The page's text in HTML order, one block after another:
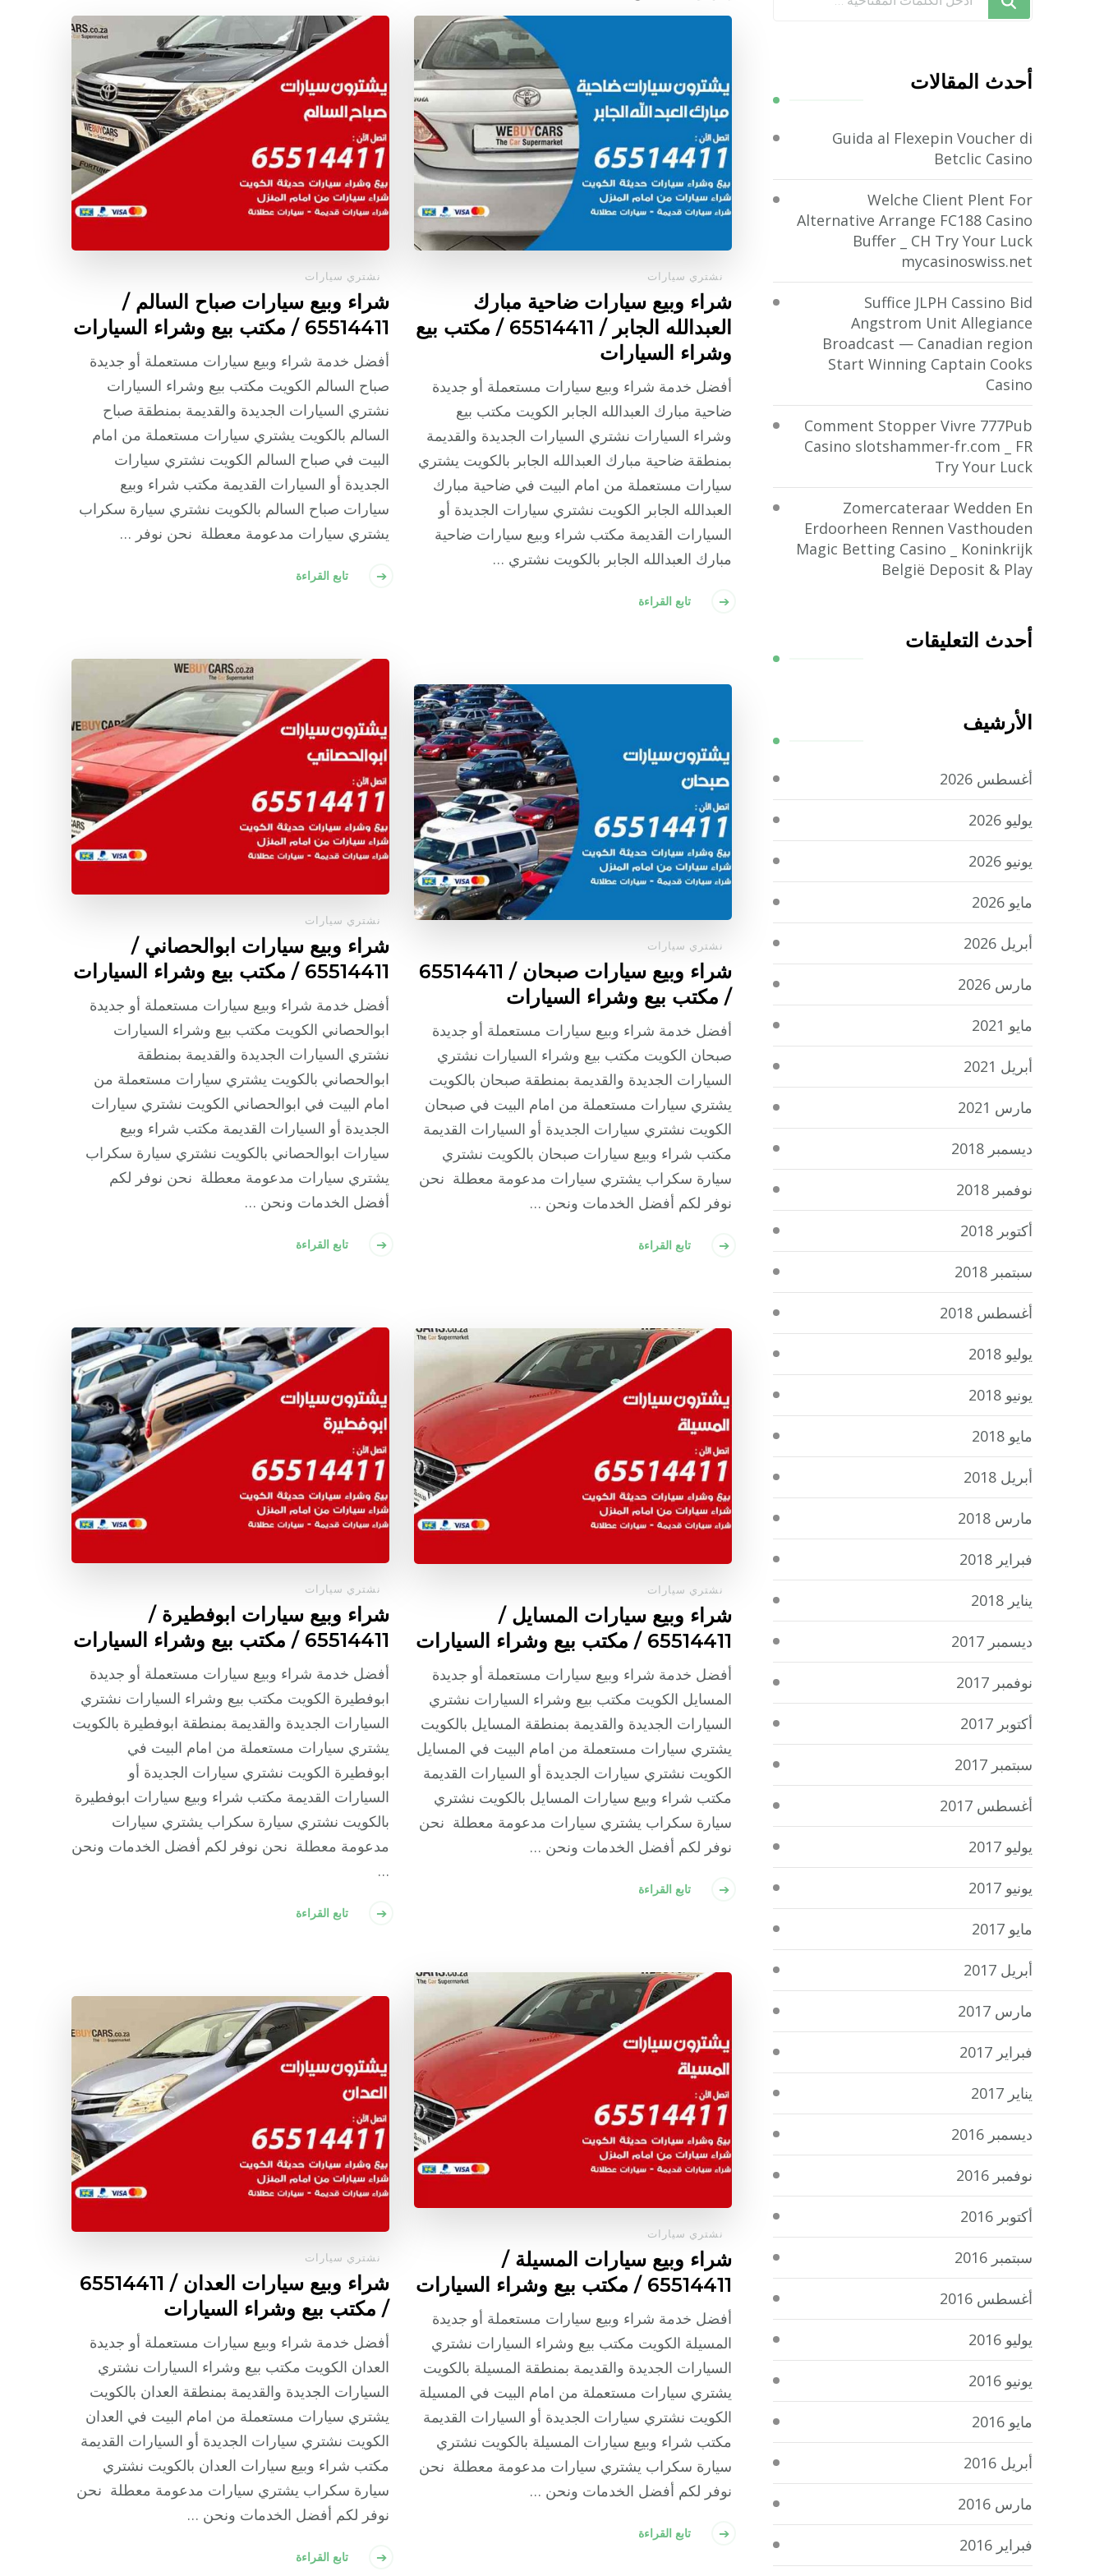
نشتري سيارات
شراء وبيع سيارات ضاحية مبارك
العبدالله الجابر / 65514411 / مكتب بيع
وشراء السيارات
أفضل خدمة شراء وبيع سيارات مستعملة أو جديدة
ضاحية مبارك العبدالله الجابر الكويت مكتب بيع
وشراء السيارات نشتري السيارات الجديدة والقديمة
بمنطقة ضاحية مبارك العبدالله الجابر بالكويت يشتري
سيارات مستعملة من امام البيت في ضاحية مبارك
العبدالله الجابر الكويت نشتري سيارات الجديدة أو
السيارات القديمة مكتب شراء وبيع سيارات ضاحية
مبارك العبدالله الجابر بالكويت نشتري …
تابع القراءة
نشتري سيارات
شراء وبيع سيارات صباح السالم /
65514411 / مكتب بيع وشراء السيارات
أفضل خدمة شراء وبيع سيارات مستعملة أو جديدة
صباح السالم الكويت مكتب بيع وشراء السيارات
نشتري السيارات الجديدة والقديمة بمنطقة صباح
السالم بالكويت يشتري سيارات مستعملة من امام
البيت في صباح السالم الكويت نشتري سيارات
الجديدة أو السيارات القديمة مكتب شراء وبيع
سيارات صباح السالم بالكويت نشتري سيارة سكراب
يشتري سيارات مدعومة معطلة نحن نوفر …
تابع القراءة
نشتري سيارات
شراء وبيع سيارات ابوالحصاني /
65514411 / مكتب بيع وشراء السيارات
أفضل خدمة شراء وبيع سيارات مستعملة أو جديدة
ابوالحصاني الكويت مكتب بيع وشراء السيارات
نشتري السيارات الجديدة والقديمة بمنطقة
ابوالحصاني بالكويت يشتري سيارات مستعملة من
امام البيت في ابوالحصاني الكويت نشتري سيارات
الجديدة أو السيارات القديمة مكتب شراء وبيع
سيارات ابوالحصاني بالكويت نشتري سيارة سكراب
يشتري سيارات مدعومة معطلة نحن نوفر لكم
أفضل الخدمات ونحن …
تابع القراءة
نشتري سيارات
شراء وبيع سيارات صبحان / 65514411
/ مكتب بيع وشراء السيارات
أفضل خدمة شراء وبيع سيارات مستعملة أو جديدة
صبحان الكويت مكتب بيع وشراء السيارات نشتري
السيارات الجديدة والقديمة بمنطقة صبحان بالكويت
يشتري سيارات مستعملة من امام البيت في صبحان
الكويت نشتري سيارات الجديدة أو السيارات القديمة
مكتب شراء وبيع سيارات صبحان بالكويت نشتري
سيارة سكراب يشتري سيارات مدعومة معطلة نحن
نوفر لكم أفضل الخدمات ونحن …
تابع القراءة
نشتري سيارات
شراء وبيع سيارات ابوفطيرة /
65514411 / مكتب بيع وشراء السيارات
أفضل خدمة شراء وبيع سيارات مستعملة أو جديدة
ابوفطيرة الكويت مكتب بيع وشراء السيارات نشتري
السيارات الجديدة والقديمة بمنطقة ابوفطيرة بالكويت
يشتري سيارات مستعملة من امام البيت في
ابوفطيرة الكويت نشتري سيارات الجديدة أو
السيارات القديمة مكتب شراء وبيع سيارات ابوفطيرة
بالكويت نشتري سيارة سكراب يشتري سيارات
مدعومة معطلة نحن نوفر لكم أفضل الخدمات ونحن
…
تابع القراءة
نشتري سيارات
شراء وبيع سيارات المسايل /
65514411 / مكتب بيع وشراء السيارات
أفضل خدمة شراء وبيع سيارات مستعملة أو جديدة
المسايل الكويت مكتب بيع وشراء السيارات نشتري
السيارات الجديدة والقديمة بمنطقة المسايل بالكويت
يشتري سيارات مستعملة من امام البيت في المسايل
الكويت نشتري سيارات الجديدة أو السيارات القديمة
مكتب شراء وبيع سيارات المسايل بالكويت نشتري
سيارة سكراب يشتري سيارات مدعومة معطلة نحن
نوفر لكم أفضل الخدمات ونحن …
تابع القراءة
نشتري سيارات
شراء وبيع سيارات المسيلة /
65514411 / مكتب بيع وشراء السيارات
أفضل خدمة شراء وبيع سيارات مستعملة أو جديدة
المسيلة الكويت مكتب بيع وشراء السيارات نشتري
السيارات الجديدة والقديمة بمنطقة المسيلة بالكويت
يشتري سيارات مستعملة من امام البيت في المسيلة
الكويت نشتري سيارات الجديدة أو السيارات القديمة
مكتب شراء وبيع سيارات المسيلة بالكويت نشتري
سيارة سكراب يشتري سيارات مدعومة معطلة نحن
نوفر لكم أفضل الخدمات ونحن …
تابع القراءة
نشتري سيارات
شراء وبيع سيارات العدان / 65514411
/ مكتب بيع وشراء السيارات
أفضل خدمة شراء وبيع سيارات مستعملة أو جديدة
العدان الكويت مكتب بيع وشراء السيارات نشتري
السيارات الجديدة والقديمة بمنطقة العدان بالكويت
يشتري سيارات مستعملة من امام البيت في العدان
الكويت نشتري سيارات الجديدة أو السيارات القديمة
مكتب شراء وبيع سيارات العدان بالكويت نشتري
سيارة سكراب يشتري سيارات مدعومة معطلة نحن
نوفر لكم أفضل الخدمات ونحن …
تابع القراءة
تبحث
شيء
ما؟
أحدث المقالات
Guida al Flexepin Voucher di
Betclic Casino
Welche Client Plent For
Alternative Arrange FC188 Casino
Buffer _ CH Try Your Luck
mycasinoswiss.net
Suffice JLPH Cassino Bid
Angstrom Unit Allegiance
Broadcast — Canadian region
Start Winning Captain Cooks
Casino
Comment Stopper Vivre 777Pub
Casino slotshammer-fr.com _ FR
Try Your Luck
Zomercateraar Wedden En
Erdoorheen Rennen Vasthouden
Magic Betting Casino _ Koninkrijk
België Deposit & Play
أحدث التعليقات
الأرشيف
أغسطس 2026
يوليو 2026
يونيو 2026
مايو 2026
أبريل 2026
مارس 2026
مايو 2021
أبريل 2021
مارس 2021
ديسمبر 2018
نوفمبر 2018
أكتوبر 2018
سبتمبر 2018
أغسطس 2018
يوليو 2018
يونيو 2018
مايو 2018
أبريل 2018
مارس 2018
فبراير 2018
يناير 2018
ديسمبر 2017
نوفمبر 2017
أكتوبر 2017
سبتمبر 2017
أغسطس 2017
يوليو 2017
يونيو 2017
مايو 2017
أبريل 2017
مارس 2017
فبراير 2017
يناير 2017
ديسمبر 2016
نوفمبر 2016
أكتوبر 2016
سبتمبر 2016
أغسطس 2016
يوليو 2016
يونيو 2016
مايو 2016
أبريل 2016
مارس 2016
فبراير 2016